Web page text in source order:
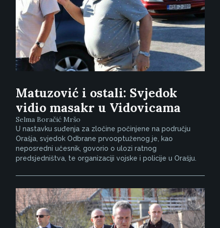
Matuzović i ostali: Svjedok
vidio masakr u Vidovicama
Selma Boračić Mršo
U nastavku suđenja za zločine počinjene na području
Orašja, svjedok Odbrane prvooptuženog je, kao
neposredni učesnik, govorio o ulozi ratnog
predsjedništva, te organizaciji vojske i policije u Orašju.